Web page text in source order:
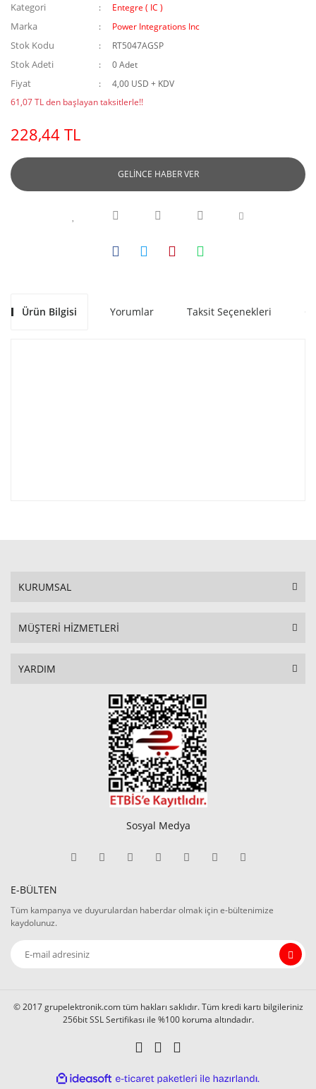
Kategori Entegre ( IC )
Marka Power Integrations Inc
Stok Kodu RT5047AGSP
Stok Adeti 0 Adet
Fiyat
4,00 USD + KDV
61,07 TL den başlayan taksitlerle!!
228,44 TL
GELİNCE HABER VER
Ürün Bilgisi Yorumlar Taksit Seçenekleri
KURUMSAL
MÜŞTERİ HİZMETLERİ
YARDIM
Sosyal Medya
E-BÜLTEN
Tüm kampanya ve duyurulardan haberdar olmak için e-bültenimize
kaydolunuz.
© 2017 grupelektronik.com tüm hakları saklıdır. Tüm kredi kartı bilgileriniz
256bit SSL Sertifikası ile %100 koruma altındadır.
ideasoft
e-